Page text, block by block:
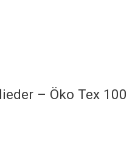
– Öko Tex 100